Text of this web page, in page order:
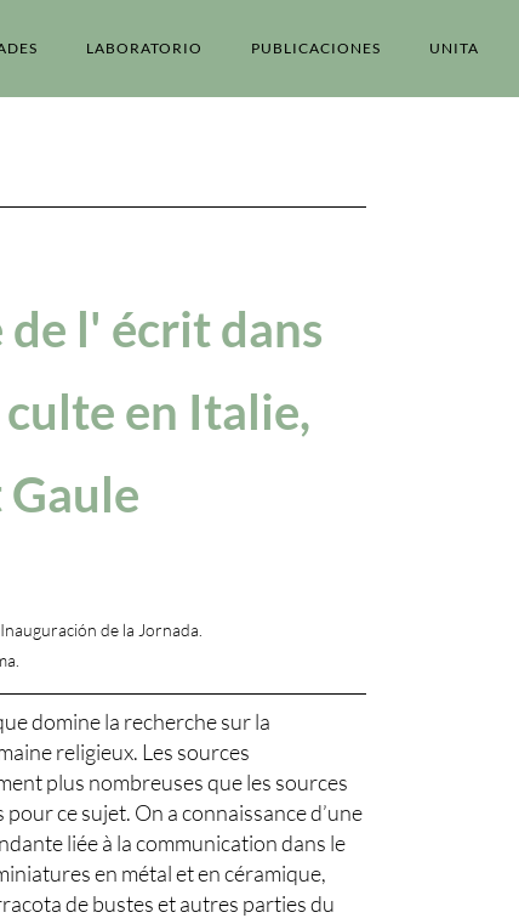
LABORATORIO PUBLICACIONES UNITA
l' écrit dans
en Italie,
de la Jornada.
domine la recherche sur la
religieux. Les sources
plus nombreuses que les sources
ce sujet. On a connaissance d’une
liée à la communication dans le
en métal et en céramique,
de bustes et autres parties du